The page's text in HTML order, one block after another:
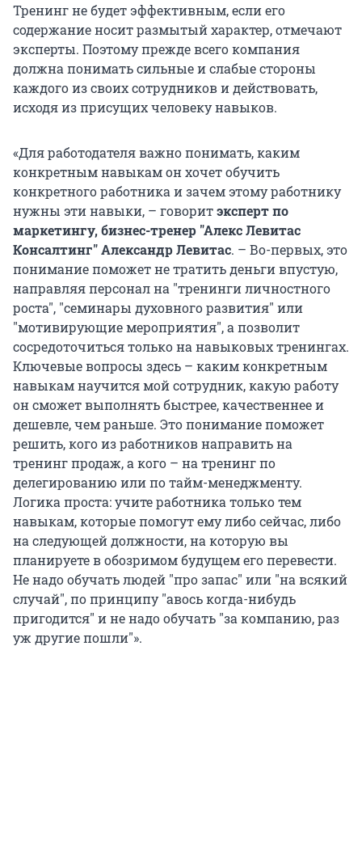
Тренинг не будет эффективным, если его
содержание носит размытый характер, отмечают
эксперты. Поэтому прежде всего компания
должна понимать сильные и слабые стороны
каждого из своих сотрудников и действовать,
исходя из присущих человеку навыков.
«Для работодателя важно понимать, каким
конкретным навыкам он хочет обучить
конкретного работника и зачем этому работнику
нужны эти навыки, – говоритэксперт по
маркетингу, бизнес-тренер "Алекс Левитас
Консалтинг" Александр Левитас. – Во-первых, это
понимание поможет не тратить деньги впустую,
направляя персонал на "тренинги личностного
роста", "семинары духовного развития" или
"мотивирующие мероприятия", а позволит
сосредоточиться только на навыковых тренингах.
Ключевые вопросы здесь – каким конкретным
навыкам научится мой сотрудник, какую работу
он сможет выполнять быстрее, качественнее и
дешевле, чем раньше. Это понимание поможет
решить, кого из работников направить на
тренинг продаж, а кого – на тренинг по
делегированию или по тайм-менеджменту.
Логика проста: учите работника только тем
навыкам, которые помогут ему либо сейчас, либо
на следующей должности, на которую вы
планируете в обозримом будущем его перевести.
Не надо обучать людей "про запас" или "на всякий
случай", по принципу "авось когда-нибудь
пригодится" и не надо обучать "за компанию, раз
уж другие пошли"».